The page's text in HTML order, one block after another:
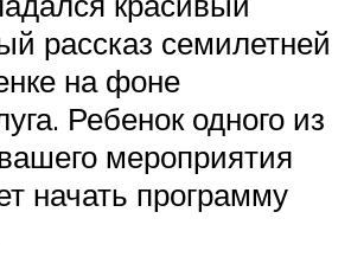
рассказ семилетней
на фоне
Ребенок одного из
мероприятия
начать программу